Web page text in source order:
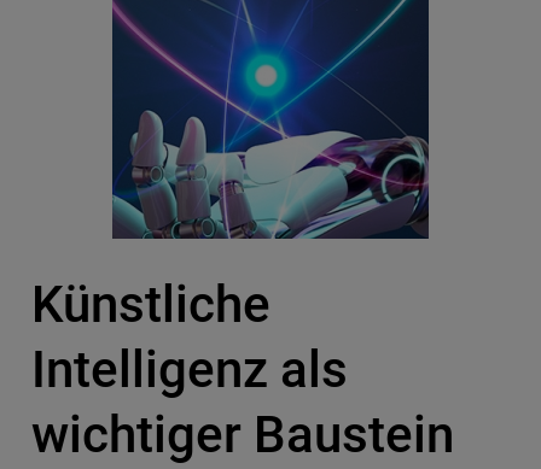
Künstliche
Intelligenz als
wichtiger Baustein